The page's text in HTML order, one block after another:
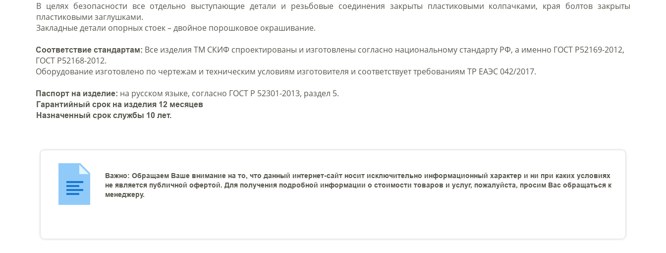
В целях безопасности все отдельно выступающие детали и резьбовые соединения закрыты пластиковыми колпачками, края болтов закрыты
пластиковыми заглушками.
Закладные детали опорных стоек – двойное порошковое окрашивание.
Соответствие стандартам: Все изделия ТМ СКИФ спроектированы и изготовлены согласно национальному стандарту РФ, а именно ГОСТ Р52169-2012,
ГОСТ Р52168-2012.
Оборудование изготовлено по чертежам и техническим условиям изготовителя и соответствует требованиям ТР ЕАЭС 042/2017.
Паспорт на изделие: на русском языке, согласно ГОСТ Р 52301-2013, раздел 5.
Гарантийный срок на изделия 12 месяцев
Назначенный срок службы 10 лет.
Важно: Обращаем Ваше внимание на то, что данный интернет-сайт носит исключительно информационный характер и ни при каких условиях
не является публичной офертой. Для получения подробной информации о стоимости товаров и услуг, пожалуйста, просим Вас обращаться к
менеджеру.